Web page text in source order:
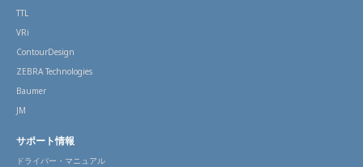
TTL
VRi
ContourDesign
ZEBRA Technologies
Baumer
JM
サポート情報
ドライバー・マニュアル